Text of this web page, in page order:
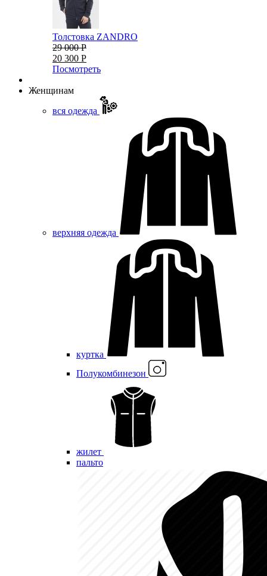
Толстовка ZANDRO
29 000 Р
20 300 Р
Посмотреть
Женщинам
вся одежда
верхняя одежда
куртка
Полукомбинезон
жилет
пальто